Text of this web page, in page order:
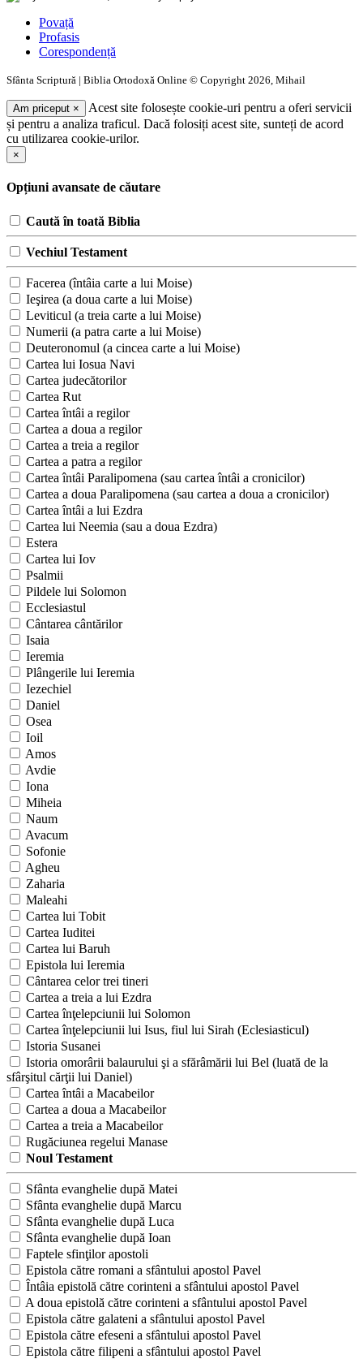
Povață
Profasis
Corespondență
Sfânta Scriptură | Biblia Ortodoxă Online © Copyright 2026, Mihail
Am priceput ×
Acest site folosește cookie-uri pentru a oferi servicii
și pentru a analiza traficul. Dacă folosiți acest site, sunteți de acord
cu utilizarea cookie-urilor.
×
Opțiuni avansate de căutare
Caută în toată Biblia
Vechiul Testament
Facerea (întâia carte a lui Moise)
Ieşirea (a doua carte a lui Moise)
Leviticul (a treia carte a lui Moise)
Numerii (a patra carte a lui Moise)
Deuteronomul (a cincea carte a lui Moise)
Cartea lui Iosua Navi
Cartea judecătorilor
Cartea Rut
Cartea întâi a regilor
Cartea a doua a regilor
Cartea a treia a regilor
Cartea a patra a regilor
Cartea întâi Paralipomena (sau cartea întâi a cronicilor)
Cartea a doua Paralipomena (sau cartea a doua a cronicilor)
Cartea întâi a lui Ezdra
Cartea lui Neemia (sau a doua Ezdra)
Estera
Cartea lui Iov
Psalmii
Pildele lui Solomon
Ecclesiastul
Cântarea cântărilor
Isaia
Ieremia
Plângerile lui Ieremia
Iezechiel
Daniel
Osea
Ioil
Amos
Avdie
Iona
Miheia
Naum
Avacum
Sofonie
Agheu
Zaharia
Maleahi
Cartea lui Tobit
Cartea Iuditei
Cartea lui Baruh
Epistola lui Ieremia
Cântarea celor trei tineri
Cartea a treia a lui Ezdra
Cartea înţelepciunii lui Solomon
Cartea înţelepciunii lui Isus, fiul lui Sirah (Eclesiasticul)
Istoria Susanei
Istoria omorârii balaurului şi a sfărâmării lui Bel (luată de la
sfârşitul cărţii lui Daniel)
Cartea întâi a Macabeilor
Cartea a doua a Macabeilor
Cartea a treia a Macabeilor
Rugăciunea regelui Manase
Noul Testament
Sfânta evanghelie după Matei
Sfânta evanghelie după Marcu
Sfânta evanghelie după Luca
Sfânta evanghelie după Ioan
Faptele sfinţilor apostoli
Epistola către romani a sfântului apostol Pavel
Întâia epistolă către corinteni a sfântului apostol Pavel
A doua epistolă către corinteni a sfântului apostol Pavel
Epistola către galateni a sfântului apostol Pavel
Epistola către efeseni a sfântului apostol Pavel
Epistola către filipeni a sfântului apostol Pavel